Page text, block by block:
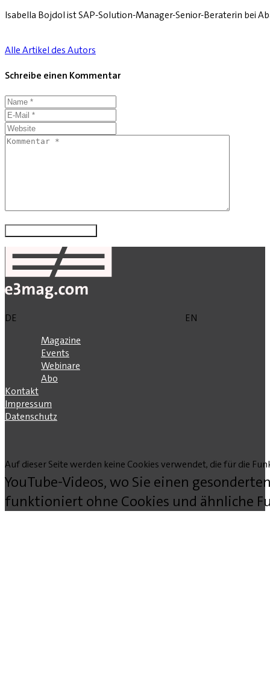
Isabella Bojdol ist SAP-Solution-Manager-Senior-Beraterin bei
Alle Artikel des Autors
Schreibe einen Kommentar
DE
EN
Magazine
Events
Webinare
Abo
Kontakt
Impressum
Datenschutz
Auf dieser Seite werden keine Cookies verwendet, die für die
YouTube-Videos, wo Sie einen
funktioniert ohne Cookies und ähnliche